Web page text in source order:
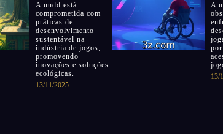
A uudd está
comprometida com
práticas de
desenvolvimento
sustentável na
indústria de jogos,
promovendo
inovações e soluções
ecológicas.
13/11/2025
A
13/